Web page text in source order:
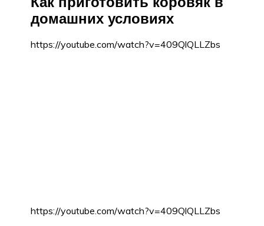
домашних условиях
https://youtube.com/watch?v=409QlQLLZbs
https://youtube.com/watch?v=409QlQLLZbs